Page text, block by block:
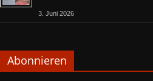
3. Juni 2026
Abonnieren